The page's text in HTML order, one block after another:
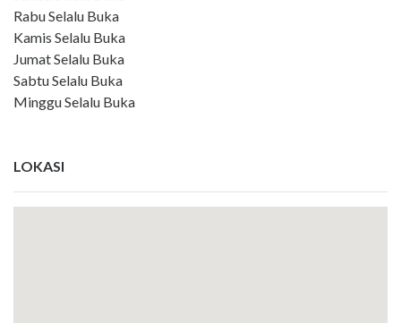
Rabu Selalu Buka
Kamis Selalu Buka
Jumat Selalu Buka
Sabtu Selalu Buka
Minggu Selalu Buka
LOKASI